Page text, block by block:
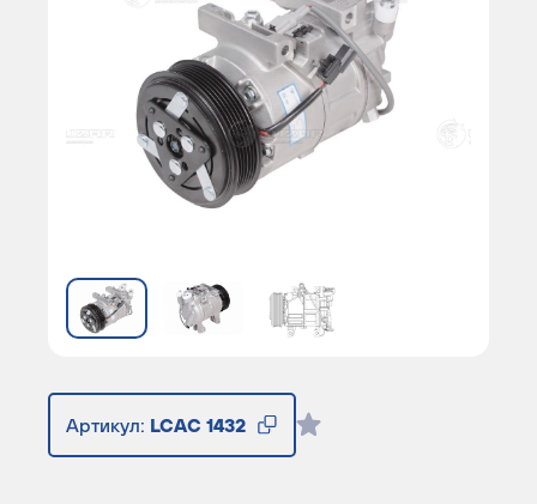
Артикул: LCAC 1432